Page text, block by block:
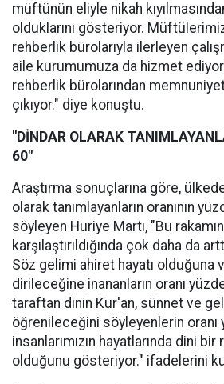
müftünün eliyle nikah
olduklarını gösteriyor.
rehberlik bürolarıyla ilerleyen
aile kurumumuza da hizmet
rehberlik bürolarından
çıkıyor." diye konuştu.
"DİNDAR OLARAK
60"
Araştırma sonuçlarına göre,
olarak tanımlayanların oranının
söyleyen Huriye Martı, "Bu
karşılaştırıldığında çok daha da
Söz gelimi ahiret hayatı olduğuna
dirileceğine inananların oranı
taraftan dinin Kur'an, sünnet ve
öğrenileceğini söyleyenlerin oranı
insanlarımızın hayatlarında dini
olduğunu gösteriyor." ifadelerini